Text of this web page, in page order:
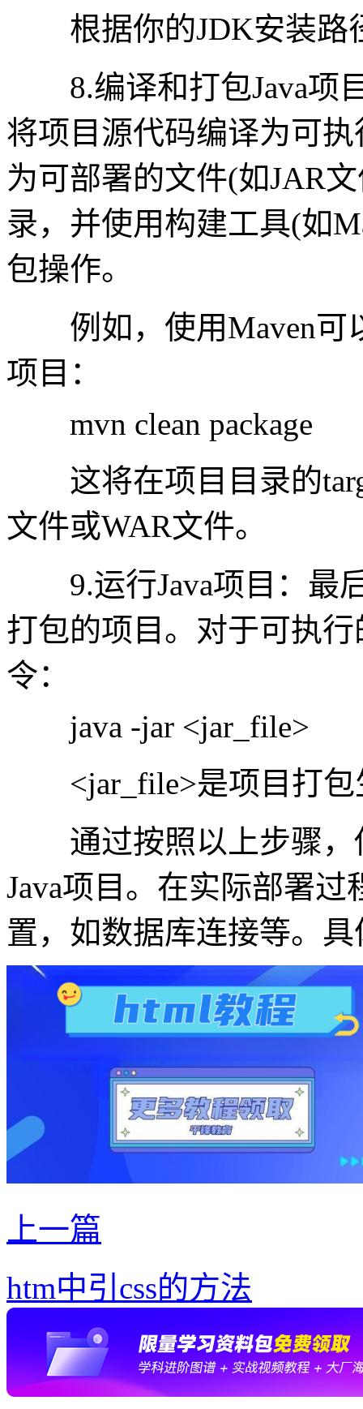
根据你的JDK安装路
8.编译和打包Java项目
将项目源代码编译为可
为可部署的文件(如JAR
录，并使用构建工具(如
包操作。
例如，使用Maven可
项目：
mvn clean package
这将在项目目录的
文件或WAR文件。
9.运行Java项目：最后
打包的项目。对于可执
令：
java -jar <jar_file>
<jar_file>是项目打包
通过按照以上步骤，
Java项目。在实际部署
置，如数据库连接等。
上一篇
htm中引css的方法